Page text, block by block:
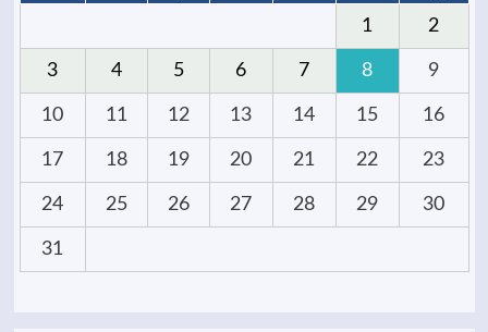
1 2
3 4 5 6 7 8 9
10 11 12 13 14 15 16
17 18 19 20 21 22 23
24 25 26 27 28 29 30
31